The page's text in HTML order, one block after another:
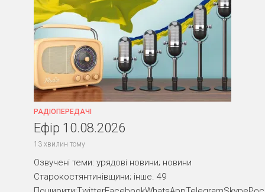
РАДІОПЕРЕДАЧІ
Ефір 10.08.2026
13 хвилин тому
Озвучені теми: урядові новини; новини
Старокостянтинівщини; інше. 49